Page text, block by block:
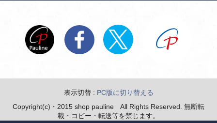
表示切替 : PC版に切り替える
Copyright(c)・2015 shop pauline All Rights Reserved. 無断転
載・コピー・転送等を禁じます。